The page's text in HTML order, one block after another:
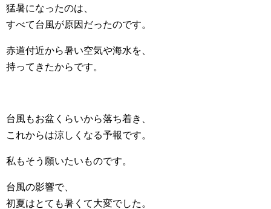
猛暑になったのは、
すべて台風が原因だったのです。
赤道付近から暑い空気や海水を、
持ってきたからです。
台風もお盆くらいから落ち着き、
これからは涼しくなる予報です。
私もそう願いたいものです。
台風の影響で、
初夏はとても暑くて大変でした。